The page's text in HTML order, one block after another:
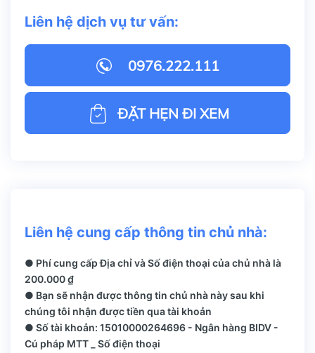
Liên hệ dịch vụ tư vấn:
0976.222.111
ĐẶT HẸN ĐI XEM
Liên hệ cung cấp thông tin chủ nhà:
● Phí cung cấp Địa chỉ và Số điện thoại của chủ nhà là
200.000 ₫
● Bạn sẽ nhận được thông tin chủ nhà này sau khi
chúng tôi nhận được tiền qua tài khoản
● Số tài khoản: 15010000264696 - Ngân hàng BIDV -
Cú pháp MTT _ Số điện thoại